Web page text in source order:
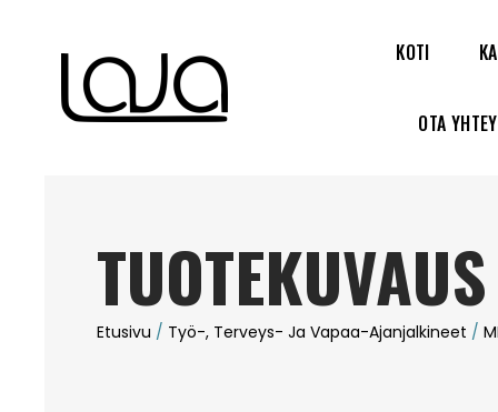
KOTI
OTA
TUOTEKUVAUS
Etusivu / Työ-, Terveys- Ja Vapaa-Ajanjalkineet /